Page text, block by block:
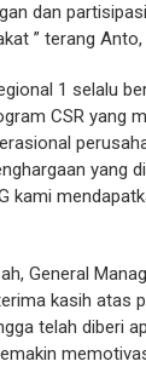
dan
” terang
1 selalu
CSR yang
yang
kami
General
kasih atas
telah diberi